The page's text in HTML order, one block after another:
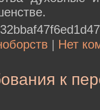
| Нет
к